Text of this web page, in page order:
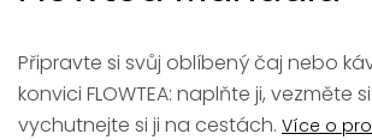
Připravte si svůj oblíbený čaj nebo
konvici FLOWTEA: naplňte ji, vezměte
vychutnejte si ji na cestách. Více o